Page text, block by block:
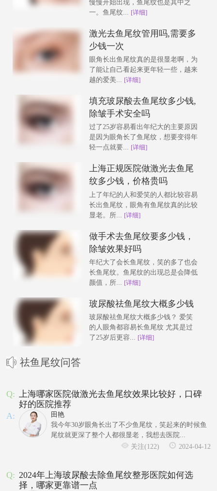
慢慢开始出现，鱼尾纹也是其中之
一。鱼尾纹... [详细]
激光去鱼尾纹管用吗,需要多
少钱一次
眼角长出鱼尾纹真的是很显老啊，为
了能让自己看起来更年轻一些，越来
越的爱美... [详细]
填充玻尿酸去鱼尾纹多少钱,
除皱手术安全吗
过了25岁容易看出年纪大的主要原因
是因为眼角长了鱼尾纹，想要变得年
轻一点就要... [详细]
上海正规医院做激光去鱼尾
纹多少钱，价格贵吗
上了年纪的人和爱笑的人都比较容易
长出鱼尾纹，眼角有鱼尾纹真的比较
显老。所... [详细]
做手术去鱼尾纹要多少钱，
除皱效果好吗
年纪大了会长鱼尾纹，笑的多了也会
长鱼尾纹。鱼尾纹的出现总是会降低
颜值，所... [详细]
玻尿酸祛鱼尾纹大概多少钱
玻尿酸祛鱼尾纹大概多少钱？ 爱笑
的人眼角都容易长鱼尾纹 尤其是过
了25岁后更容... [详细]
祛鱼尾纹问答
Q:
上海哪家医院做激光去鱼尾纹效果比较好，口碑
好的医院推荐
A:
田艳
我今年30岁眼角长出了不少鱼尾纹，笑起来的时候鱼
尾纹就更深了整个人都很显老，我想去医院...
关注(122)
2024-04-12
Q: 2024年上海玻尿酸去除鱼尾纹整形医院如何选
择，哪家更靠谱一点